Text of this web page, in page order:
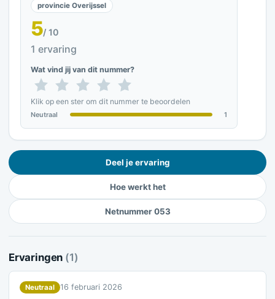
provincie Overijssel
5/ 10
1 ervaring
Wat vind jij van dit nummer?
Klik op een ster om dit nummer te beoordelen
Neutraal 1
Deel je ervaring
Hoe werkt het
Netnummer 053
Ervaringen (1)
Neutraal 16 februari 2026